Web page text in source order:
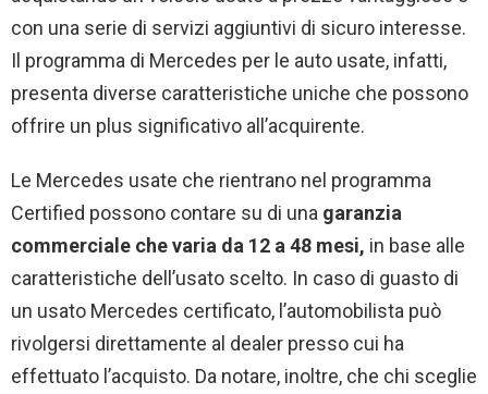
con una serie di servizi aggiuntivi di sicuro interesse.
Il programma di Mercedes per le auto usate, infatti,
presenta diverse caratteristiche uniche che possono
offrire un plus significativo all’acquirente.
Le Mercedes usate che rientrano nel programma
Certified possono contare su di una garanzia
commerciale che varia da 12 a 48 mesi, in base alle
caratteristiche dell’usato scelto. In caso di guasto di
un usato Mercedes certificato, l’automobilista può
rivolgersi direttamente al dealer presso cui ha
effettuato l’acquisto. Da notare, inoltre, che chi sceglie